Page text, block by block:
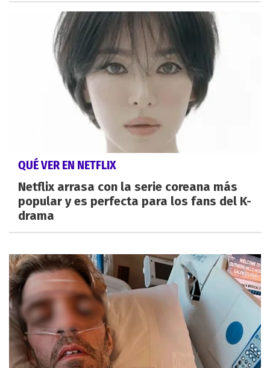
QUÉ VER EN NETFLIX
Netflix arrasa con la serie coreana más
popular y es perfecta para los fans del K-
drama